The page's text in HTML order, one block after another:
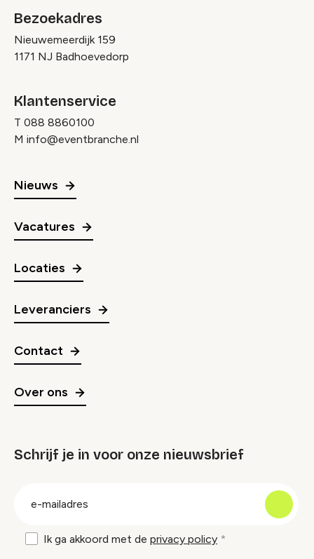
Bezoekadres
Nieuwemeerdijk 159
1171 NJ Badhoevedorp
Klantenservice
T 088 8860100
M info@eventbranche.nl
Nieuws
Vacatures
Locaties
Leveranciers
Contact
Over ons
Schrijf je in voor onze nieuwsbrief
Ik ga akkoord met de privacy policy